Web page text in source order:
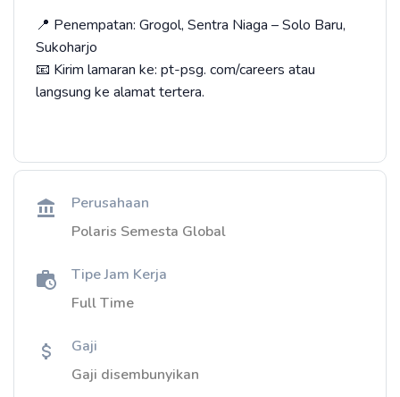
📍 Penempatan: Grogol, Sentra Niaga – Solo Baru,
Sukoharjo
📧 Kirim lamaran ke: pt-psg. com/careers atau
langsung ke alamat tertera.
Perusahaan
Polaris Semesta Global
Tipe Jam Kerja
Full Time
Gaji
Gaji disembunyikan